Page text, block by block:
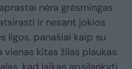
nėra grėsmingas
ir nesant jokios
ligos, panašiai kaip su
kitas žilas plaukas.